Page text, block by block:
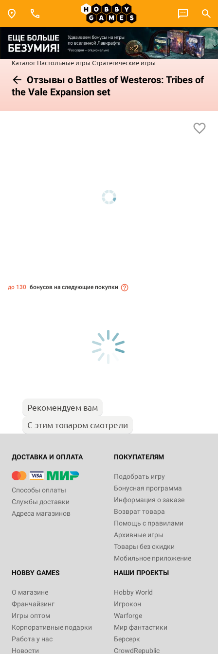
Каталог Настольные игры Стратегические игры
Отзывы о Battles of Westeros: Tribes of
the Vale Expansion set
до 130 бонусов на следующие покупки
Рекомендуем вам
С этим товаром смотрели
ДОСТАВКА И ОПЛАТА
Способы оплаты
Службы доставки
Адреса магазинов
ПОКУПАТЕЛЯМ
Подобрать игру
Бонусная программа
Информация о заказе
Возврат товара
Помощь с правилами
Архивные игры
Товары без скидки
Мобильное приложение
HOBBY GAMES
О магазине
Франчайзинг
Игры оптом
Корпоративные подарки
Работа у нас
Новости
НАШИ ПРОЕКТЫ
Hobby World
Игрокон
Warforge
Мир фантастики
Берсерк
CrowdRepublic